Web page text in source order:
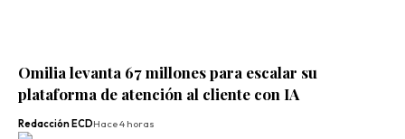
Omilia levanta 67 millones para escalar su
plataforma de atención al cliente con IA
Redacción ECDHace 4 horas